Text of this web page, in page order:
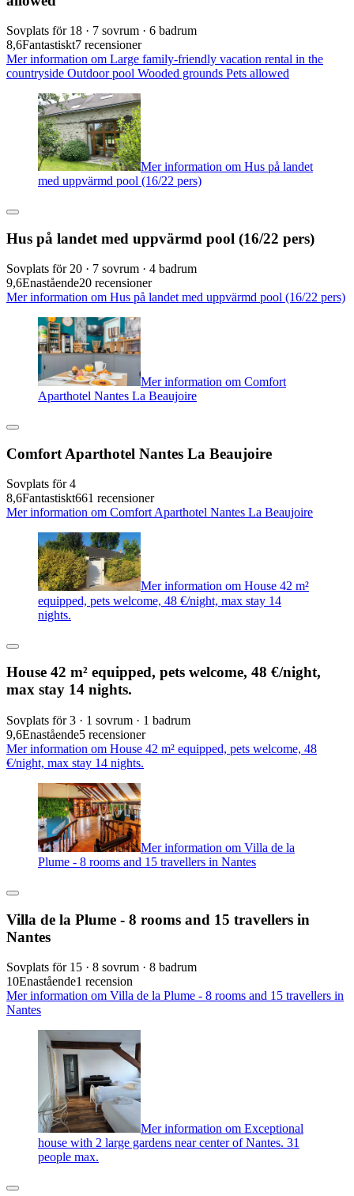
Sovplats för 18 · 7 sovrum · 6 badrum
8,6Fantastiskt7 recensioner
Mer information om Large family-friendly vacation rental in the
countryside Outdoor pool Wooded grounds Pets allowed
Mer information om Hus på landet
med uppvärmd pool (16/22 pers)
Hus på landet med uppvärmd pool (16/22 pers)
Sovplats för 20 · 7 sovrum · 4 badrum
9,6Enastående20 recensioner
Mer information om Hus på landet med uppvärmd pool (16/22 pers)
Mer information om Comfort
Aparthotel Nantes La Beaujoire
Comfort Aparthotel Nantes La Beaujoire
Sovplats för 4
8,6Fantastiskt661 recensioner
Mer information om Comfort Aparthotel Nantes La Beaujoire
Mer information om House 42 m²
equipped, pets welcome, 48 €/night, max stay 14
nights.
House 42 m² equipped, pets welcome, 48 €/night,
max stay 14 nights.
Sovplats för 3 · 1 sovrum · 1 badrum
9,6Enastående5 recensioner
Mer information om House 42 m² equipped, pets welcome, 48
€/night, max stay 14 nights.
Mer information om Villa de la
Plume - 8 rooms and 15 travellers in Nantes
Villa de la Plume - 8 rooms and 15 travellers in
Nantes
Sovplats för 15 · 8 sovrum · 8 badrum
10Enastående1 recension
Mer information om Villa de la Plume - 8 rooms and 15 travellers in
Nantes
Mer information om Exceptional
house with 2 large gardens near center of Nantes. 31
people max.